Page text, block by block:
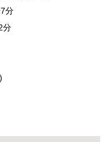
分
分